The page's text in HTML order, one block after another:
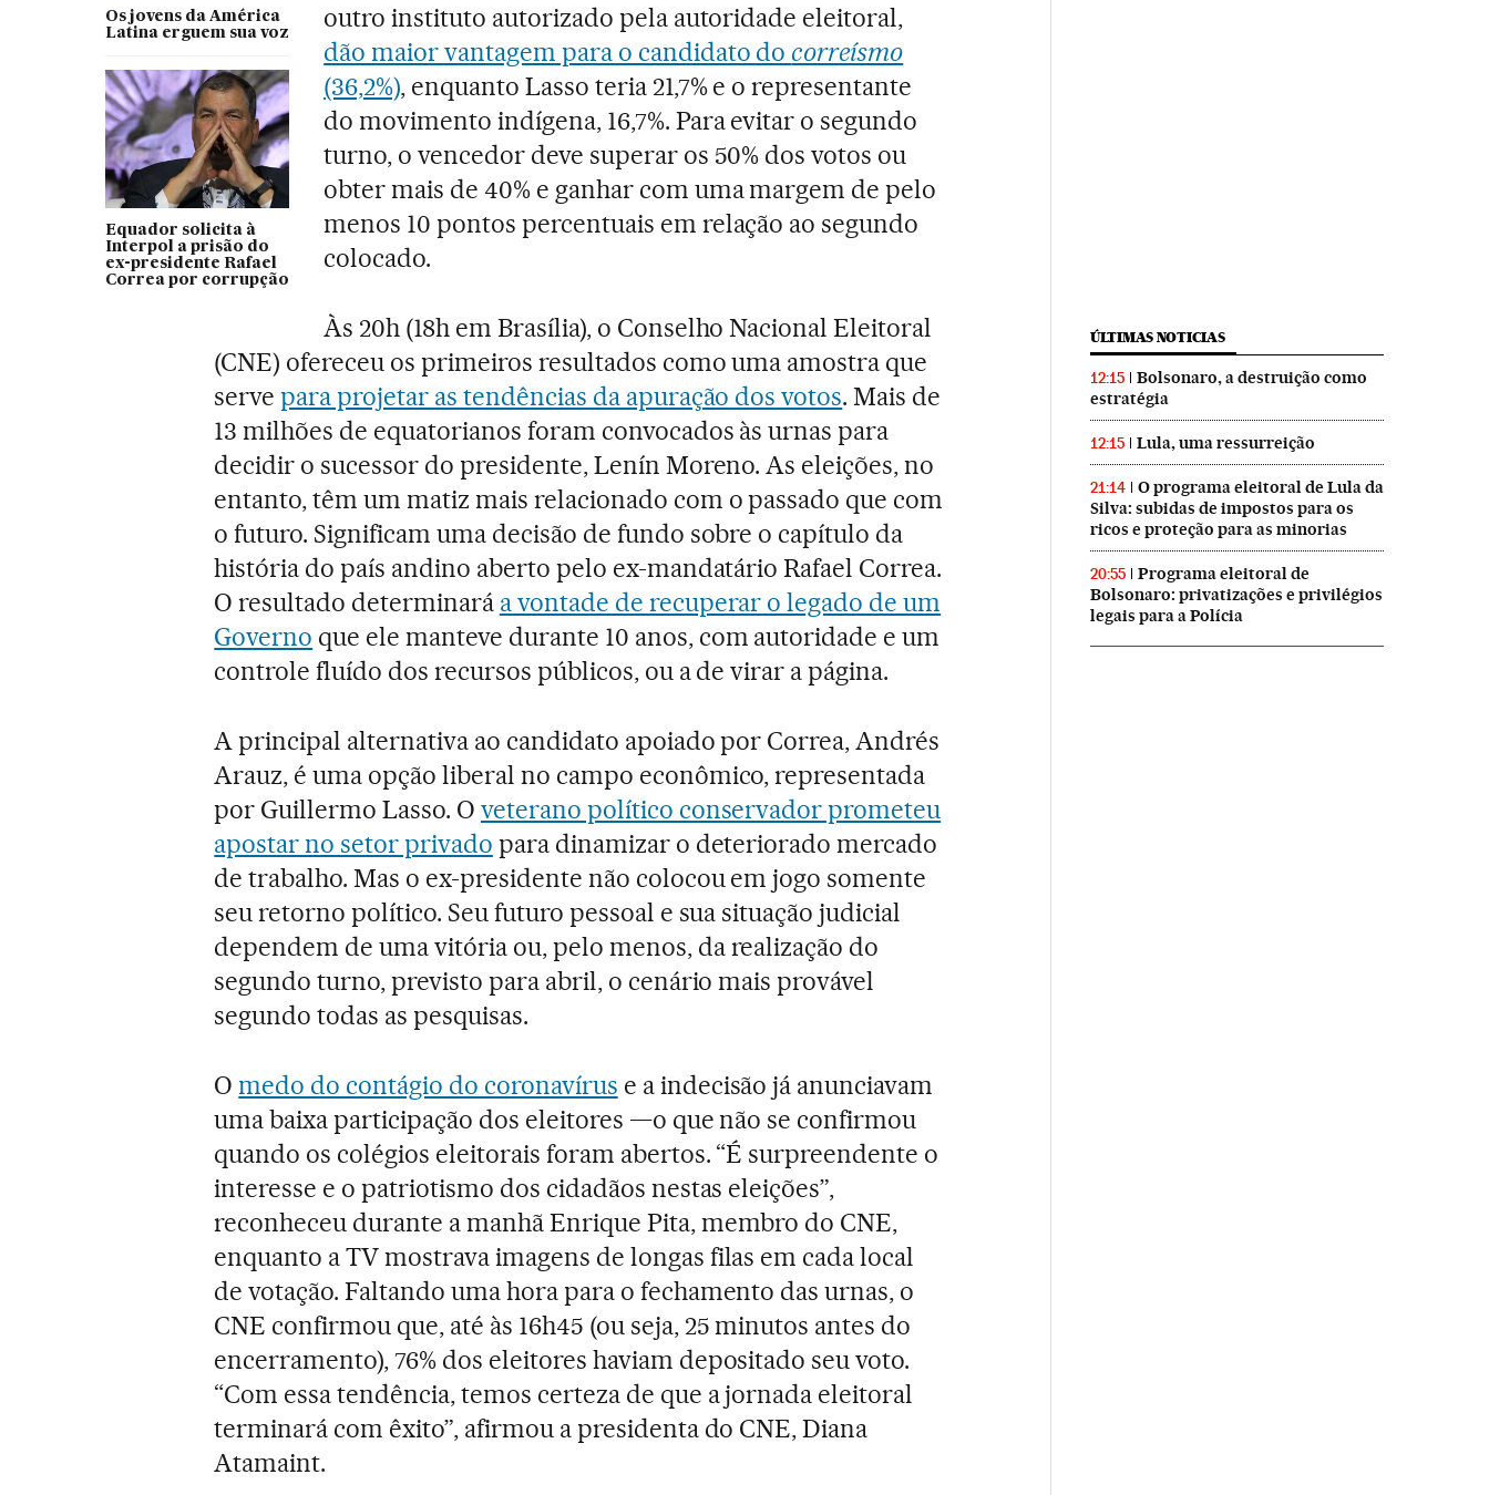
Os jovens da América
Latina erguem sua voz
Equador solicita à
Interpol a prisão do
ex-presidente Rafael
Correa por corrupção
outro instituto autorizado pela autoridade eleitoral,
dão maior vantagem para o candidato do correísmo
(36,2%), enquanto Lasso teria 21,7% e o representante
do movimento indígena, 16,7%. Para evitar o segundo
turno, o vencedor deve superar os 50% dos votos ou
obter mais de 40% e ganhar com uma margem de pelo
menos 10 pontos percentuais em relação ao segundo
colocado.
Às 20h (18h em Brasília), o Conselho Nacional Eleitoral
(CNE) ofereceu os primeiros resultados como uma amostra que
servepara projetar as tendências da apuração dos votos. Mais de
13 milhões de equatorianos foram convocados às urnas para
decidir o sucessor do presidente, Lenín Moreno. As eleições, no
entanto, têm um matiz mais relacionado com o passado que com
o futuro. Significam uma decisão de fundo sobre o capítulo da
história do país andino aberto pelo ex-mandatário Rafael Correa.
O resultado determinará a vontade de recuperar o legado de um
Governo que ele manteve durante 10 anos, com autoridade e um
controle fluído dos recursos públicos, ou a de virar a página.
A principal alternativa ao candidato apoiado por Correa, Andrés
Arauz, é uma opção liberal no campo econômico, representada
por Guillermo Lasso. O veterano político conservador prometeu
apostar no setor privado para dinamizar o deteriorado mercado
de trabalho. Mas o ex-presidente não colocou em jogo somente
seu retorno político. Seu futuro pessoal e sua situação judicial
dependem de uma vitória ou, pelo menos, da realização do
segundo turno, previsto para abril, o cenário mais provável
segundo todas as pesquisas.
Omedo do contágio do coronavírus e a indecisão já anunciavam
uma baixa participação dos eleitores —o que não se confirmou
quando os colégios eleitorais foram abertos. “É surpreendente o
interesse e o patriotismo dos cidadãos nestas eleições”,
reconheceu durante a manhã Enrique Pita, membro do CNE,
enquanto a TV mostrava imagens de longas filas em cada local
de votação. Faltando uma hora para o fechamento das urnas, o
CNE confirmou que, até às 16h45 (ou seja, 25 minutos antes do
encerramento), 76% dos eleitores haviam depositado seu voto.
“Com essa tendência, temos certeza de que a jornada eleitoral
terminará com êxito”, afirmou a presidenta do CNE, Diana
Atamaint.
ÚLTIMAS NOTICIAS
12:15
Bolsonaro, a destruição como
estratégia
12:15 Lula, uma ressurreição
21:14
O programa eleitoral de Lula da
Silva: subidas de impostos para os
ricos e proteção para as minorias
20:55
Programa eleitoral de
Bolsonaro: privatizações e privilégios
legais para a Polícia